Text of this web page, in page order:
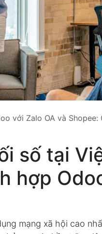
với Zalo OA và Shopee: Giải
số tại
hợp
mạng xã hội cao